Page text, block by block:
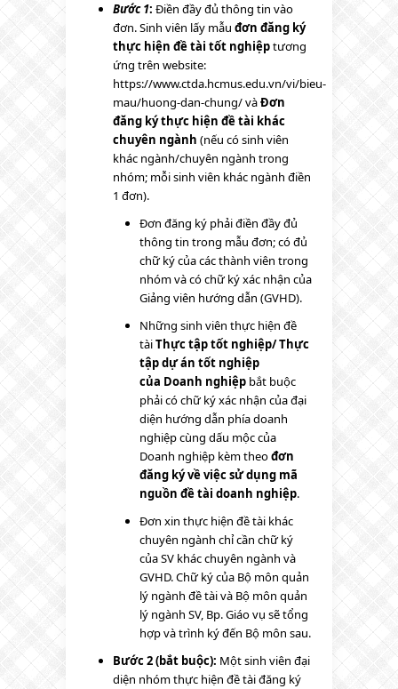
Bước 1: Điền đầy đủ thông tin vào
đơn. Sinh viên lấy mẫu đơn đăng ký
thực hiện đề tài tốt nghiệptương
ứng trên website:
https://www.ctda.hcmus.edu.vn/vi/bieu-
mau/huong-dan-chung/ vàĐơn
đăng ký thực hiện đề tài khác
chuyên ngành (nếu có sinh viên
khác ngành/chuyên ngành trong
nhóm; mỗi sinh viên khác ngành điền
1 đơn).
Đơn đăng ký phải điền đầy đủ
thông tin trong mẫu đơn; có đủ
chữ ký của các thành viên trong
nhóm và có chữ ký xác nhận của
Giảng viên hướng dẫn (GVHD).
Những sinh viên thực hiện đề
tàiThực tập tốt nghiệp/ Thực
tập dự án tốt nghiệp
của Doanh nghiệpbắt buộc
phải có chữ ký xác nhận của đại
diện hướng dẫn phía doanh
nghiệp cùng dấu mộc của
Doanh nghiệp kèm theođơn
đăng ký về việc sử dụng mã
nguồn đề tài doanh nghiệp.
Đơn xin thực hiện đề tài khác
chuyên ngành chỉ cần chữ ký
của SV khác chuyên ngành và
GVHD. Chữ ký của Bộ môn quản
lý ngành đề tài và Bộ môn quản
lý ngành SV, Bp. Giáo vụ sẽ tổng
hợp và trình ký đến Bộ môn sau.
Bước 2 (bắt buộc): Một sinh viên đại
diện nhóm thực hiện đề tài đăng ký